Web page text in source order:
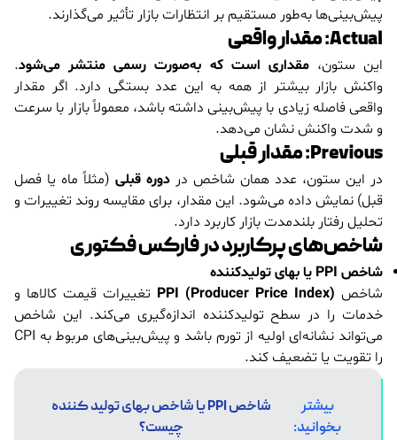
پیش‌بینی‌ها به‌طور مستقیم بر انتظارات بازار تأثیر می‌گذارند.
Actual: مقدار واقعی
این ستون، مقداری است که به‌صورت رسمی منتشر می‌شود.
واکنش بازار بیشتر از همه به این عدد بستگی دارد. اگر مقدار
واقعی فاصله زیادی با پیش‌بینی داشته باشد، معمولاً بازار با سرعت
و شدت واکنش نشان می‌دهد.
Previous: مقدار قبلی
در این ستون، عدد همان شاخص در دوره قبلی(مثلاً ماه یا فصل
قبل) نمایش داده می‌شود. این مقدار، برای مقایسه روند تغییرات و
تحلیل رفتار بلندمدت بازار کاربرد دارد.
شاخص‌های پرکاربرد در فارکس فکتوری
شاخص PPI یا بهای تولیدکننده
شاخص PPI (Producer Price Index)تغییرات قیمت کالاها و
خدمات را در سطح تولیدکننده اندازه‌گیری می‌کند. این شاخص
می‌تواند نشانه‌ای اولیه از تورم باشد و پیش‌بینی‌های مربوط به CPI
را تقویت یا تضعیف کند.
بیشتر
بخوانید:
شاخص PPI یا شاخص بهای تولید کننده
چیست؟